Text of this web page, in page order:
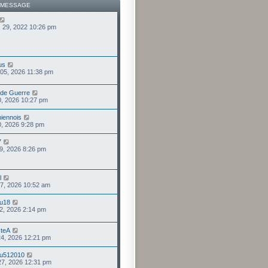
29, 2022 10:26 pm
2026 11:38 pm
Guerre
2026 10:27 pm
2026 9:28 pm
2026 8:26 pm
2026 10:52 am
2026 2:14 pm
2026 12:21 pm
2026 12:31 pm